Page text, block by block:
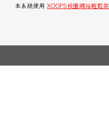
本系統使用 XOOPS校園網站輕鬆架